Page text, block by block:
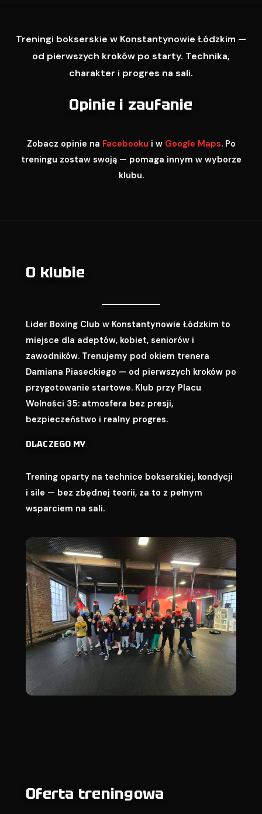
Treningi bokserskie w Konstantynowie Łódzkim —
od pierwszych kroków po starty. Technika,
charakter i progres na sali.
Opinie i zaufanie
Zobacz opinie na Facebooku i w Google Maps. Po
treningu zostaw swoją — pomaga innym w wyborze
klubu.
O klubie
Lider Boxing Club w Konstantynowie Łódzkim to
miejsce dla adeptów, kobiet, seniorów i
zawodników. Trenujemy pod okiem trenera
Damiana Piaseckiego — od pierwszych kroków po
przygotowanie startowe. Klub przy Placu
Wolności 35: atmosfera bez presji,
bezpieczeństwo i realny progres.
DLACZEGO MY
Trening oparty na technice bokserskiej, kondycji
i sile — bez zbędnej teorii, za to z pełnym
wsparciem na sali.
Oferta treningowa